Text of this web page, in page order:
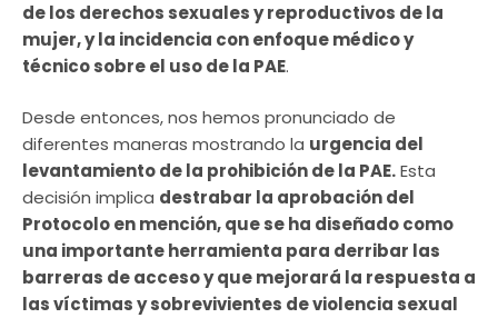
de los derechos sexuales y reproductivos de la
mujer, y la incidencia con enfoque médico y
técnico sobre el uso de la PAE.
Desde entonces, nos hemos pronunciado de
diferentes maneras mostrando la urgencia del
levantamiento de la prohibición de la PAE.Esta
decisión implica destrabar la aprobación del
Protocolo en mención, que se ha diseñado como
una importante herramienta para derribar las
barreras de acceso y que mejorará la respuesta a
las víctimas y sobrevivientes de violencia sexual